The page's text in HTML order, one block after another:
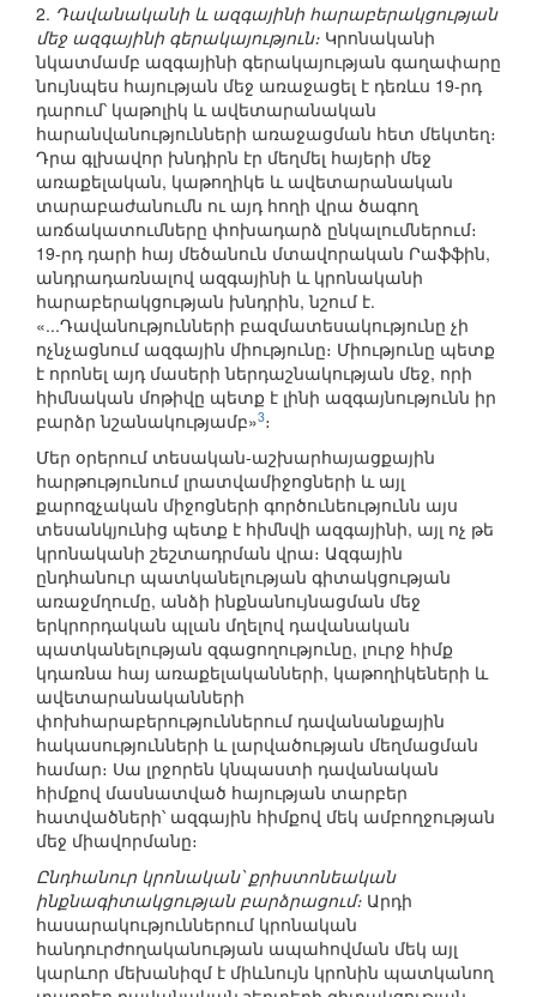
2. Դավանականի և ազգայինի հարաբերակցության
մեջ ազգայինի գերակայություն։ Կրոնականի
նկատմամբ ազգայինի գերակայության գաղափարը
նույնպես հայության մեջ առաջացել է դեռևս 19-րդ
դարում՝ կաթոլիկ և ավետարանական
հարանվանությունների առաջացման հետ մեկտեղ։
Դրա գլխավոր խնդիրն էր մեղմել հայերի մեջ
առաքելական, կաթողիկե և ավետարանական
տարաբաժանումն ու այդ հողի վրա ծագող
առճակատումները փոխադարձ ընկալումներում։
19-րդ դարի հայ մեծանուն մտավորական Րաֆֆին,
անդրադառնալով ազգայինի և կրոնականի
հարաբերակցության խնդրին, նշում է.
«...Դավանությունների բազմատեսակությունը չի
ոչնչացնում ազգային միությունը։ Միությունը պետք
է որոնել այդ մասերի ներդաշնակության մեջ, որի
հիմնական մոթիվը պետք է լինի ազգայնությունն իր
բարձր նշանակությամբ»3։
Մեր օրերում տեսական-աշխարհայացքային
հարթությունում լրատվամիջոցների և այլ
քարոզչական միջոցների գործունեությունն այս
տեսանկյունից պետք է հիմնվի ազգայինի, այլ ոչ թե
կրոնականի շեշտադրման վրա։ Ազգային
ընդհանուր պատկանելության գիտակցության
առաջմղումը, անձի ինքնանույնացման մեջ
երկրորդական պլան մղելով դավանական
պատկանելության զգացողությունը, լուրջ հիմք
կդառնա հայ առաքելականների, կաթողիկեների և
ավետարանականների
փոխհարաբերություններում դավանանքային
հակասությունների և լարվածության մեղմացման
համար։ Սա լրջորեն կնպաստի դավանական
հիմքով մասնատված հայության տարբեր
հատվածների՝ ազգային հիմքով մեկ ամբողջության
մեջ միավորմանը։
Ընդհանուր կրոնական՝ քրիստոնեական
ինքնագիտակցության բարձրացում։ Արդի
հասարակություններում կրոնական
հանդուրժողականության ապահովման մեկ այլ
կարևոր մեխանիզմ է միևնույն կրոնին պատկանող